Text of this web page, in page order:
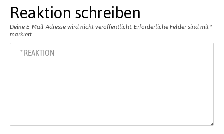
Reaktion schreiben
Deine E-Mail-Adresse wird nicht veröffentlicht. Erforderliche Felder sind mit *
markiert